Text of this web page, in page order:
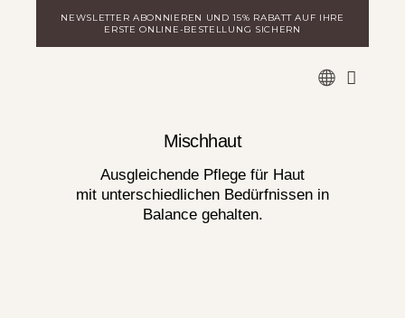
InhaltNEWSLETTER ABONNIEREN UND 15% RABATT AUF IHRE
ERSTE ONLINE-BESTELLUNG SICHERN
Mischhaut
Ausgleichende Pflege für Haut
mit unterschiedlichen Bedürfnissen in
Balance gehalten.